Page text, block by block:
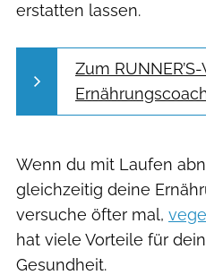
erstatten lassen.
Zum
Wenn du mit Laufen
gleichzeitig deine
versuche öfter mal,
hat viele Vorteile für
Gesundheit.